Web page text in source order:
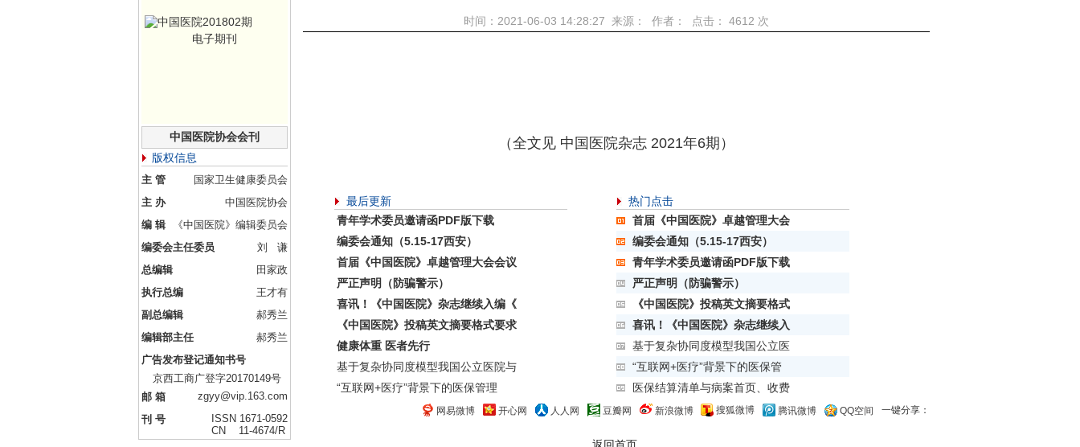
电子期刊
中国医院协会会刊
版权信息
主 管
国家卫生健康委员会
主 办
中国医院协会
编 辑
《中国医院》编辑委员会
编委会主任委员
刘 谦
总编辑
田家政
执行总编
王才有
副总编辑
郝秀兰
编辑部主任
郝秀兰
广告发布登记通知书号
京西工商广登字20170149号
邮 箱
zgyy@vip.163.com
刊 号
ISSN 1671-0592
CN 11-4674/R
时间：2021-06-03 14:28:27 来源： 作者： 点击： 4612 次
（全文见 中国医院杂志 2021年6期）
最后更新
青年学术委员邀请函PDF版下载
编委会通知（5.15-17西安）
首届《中国医院》卓越管理大会会议
严正声明（防骗警示）
喜讯！《中国医院》杂志继续入编《
《中国医院》投稿英文摘要格式要求
健康体重 医者先行
基于复杂协同度模型我国公立医院与
“互联网+医疗”背景下的医保管理
热门点击
首届《中国医院》卓越管理大会
编委会通知（5.15-17西安）
青年学术委员邀请函PDF版下载
严正声明（防骗警示）
《中国医院》投稿英文摘要格式
喜讯！《中国医院》杂志继续入
基于复杂协同度模型我国公立医
“互联网+医疗”背景下的医保管
医保结算清单与病案首页、收费
一键分享：
网易微博 开心网 人人网 豆瓣网 新浪微博 搜狐微博 腾讯微博 QQ空间